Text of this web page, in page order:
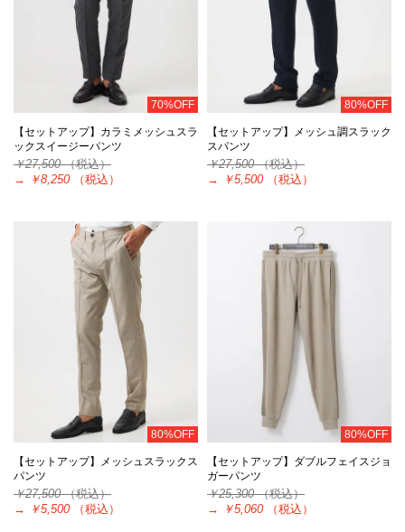
70%OFF
【セットアップ】カラミメッシュスラ
ックスイージーパンツ
￥27,500（税込）
→
￥8,250 （税込）
80%OFF
【セットアップ】メッシュ調スラック
スパンツ
￥27,500（税込）
→
￥5,500 （税込）
80%OFF
【セットアップ】メッシュスラックス
パンツ
￥27,500（税込）
→
￥5,500 （税込）
80%OFF
【セットアップ】ダブルフェイスジョ
ガーパンツ
￥25,300（税込）
→
￥5,060 （税込）